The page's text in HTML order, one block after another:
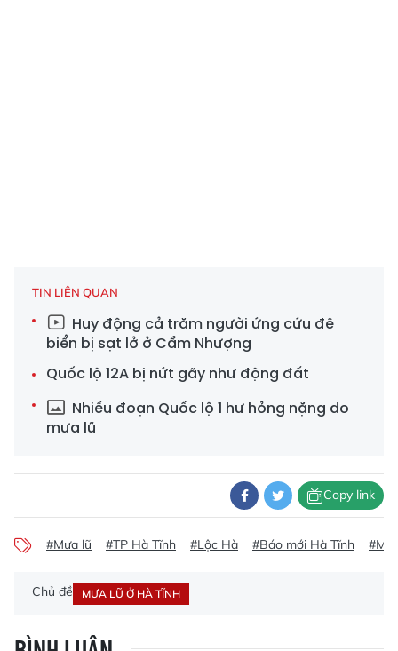
TIN LIÊN QUAN
Huy động cả trăm người ứng cứu đê
biển bị sạt lở ở Cẩm Nhượng
Quốc lộ 12A bị nứt gãy như động đất
Nhiều đoạn Quốc lộ 1 hư hỏng nặng do
mưa lũ
Copy link
#Mưa lũ #TP Hà Tĩnh #Lộc Hà #Báo mới Hà Tĩnh
Chủ đề MƯA LŨ Ở HÀ TĨNH